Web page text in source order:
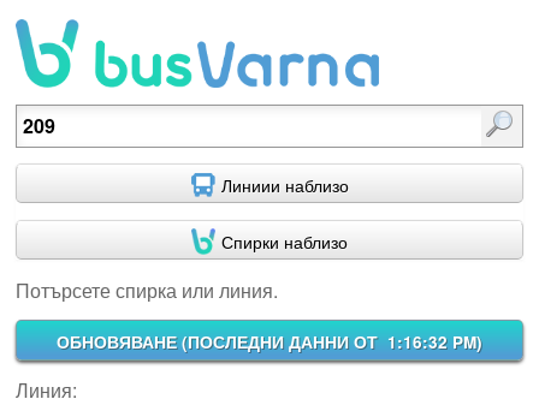
Потърсете спирка или линия.
Линиии наблизо
Спирки наблизо
Потърсете спирка или линия.
ОБНОВЯВАНЕ (ПОСЛЕДНИ ДАННИ ОТ 1:16:32 PM)
Линия: